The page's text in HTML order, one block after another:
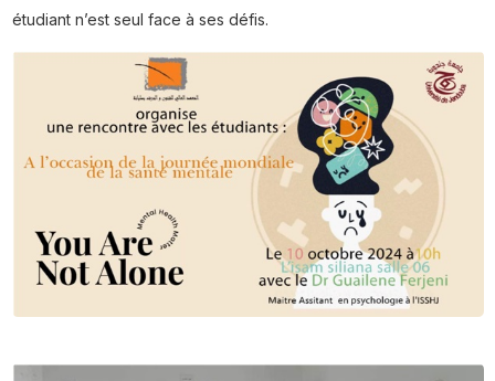
étudiant n’est seul face à ses défis.